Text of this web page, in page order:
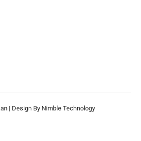
| Design By Nimble Technology